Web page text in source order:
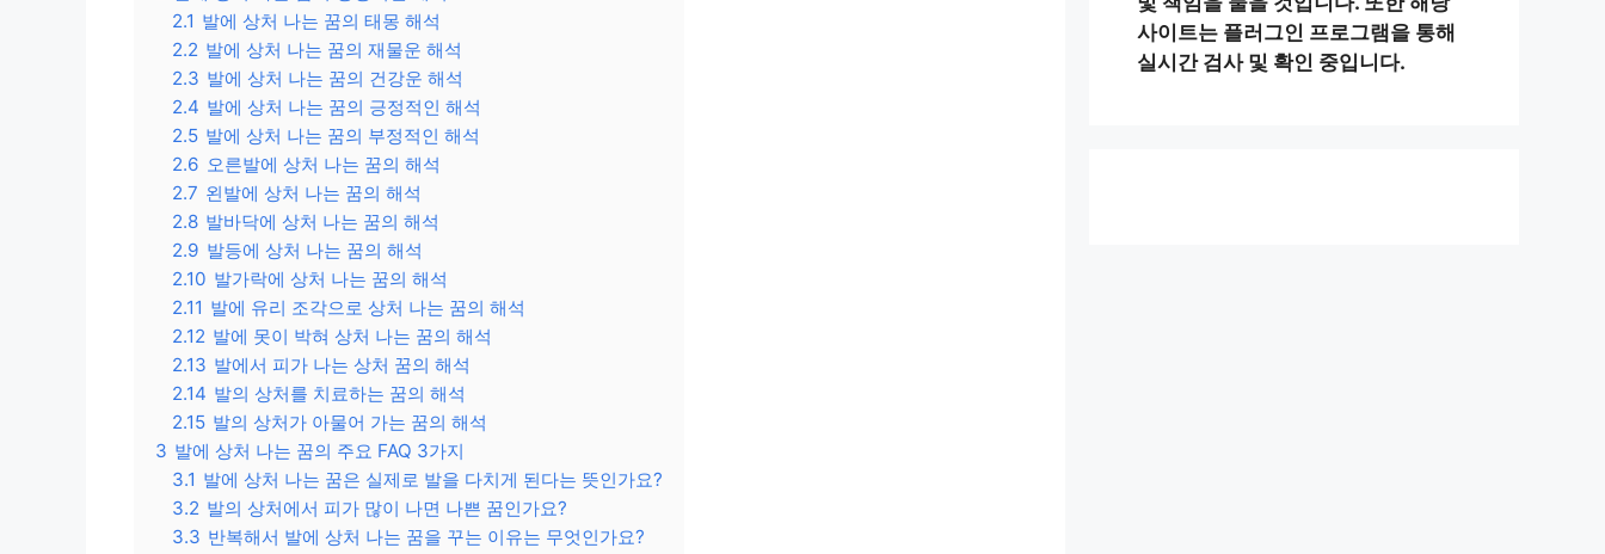
2.1 발에 상처 나는 꿈의 태몽 해석
2.2 발에 상처 나는 꿈의 재물운 해석
2.3 발에 상처 나는 꿈의 건강운 해석
2.4 발에 상처 나는 꿈의 긍정적인 해석
2.5 발에 상처 나는 꿈의 부정적인 해석
2.6 오른발에 상처 나는 꿈의 해석
2.7 왼발에 상처 나는 꿈의 해석
2.8 발바닥에 상처 나는 꿈의 해석
2.9 발등에 상처 나는 꿈의 해석
2.10 발가락에 상처 나는 꿈의 해석
2.11 발에 유리 조각으로 상처 나는 꿈의 해석
2.12 발에 못이 박혀 상처 나는 꿈의 해석
2.13 발에서 피가 나는 상처 꿈의 해석
2.14 발의 상처를 치료하는 꿈의 해석
2.15 발의 상처가 아물어 가는 꿈의 해석
3 발에 상처 나는 꿈의 주요 FAQ 3가지
3.1 발에 상처 나는 꿈은 실제로 발을 다치게 된다는 뜻인가요?
3.2 발의 상처에서 피가 많이 나면 나쁜 꿈인가요?
3.3 반복해서 발에 상처 나는 꿈을 꾸는 이유는 무엇인가요?
사이트는 플러그인 프로그램을 통해
실시간 검사 및 확인 중입니다.